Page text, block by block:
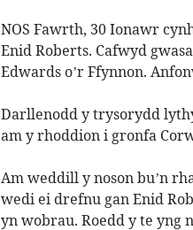
NOS Fawrth, 30 Ionawr
Enid Roberts. Cafwyd
Edwards o’r Ffynnon.
Darllenodd y trysorydd
am y rhoddion i gronfa
Am weddill y noson bu’n
wedi ei drefnu gan Enid
yn wobrau. Roedd y te yng